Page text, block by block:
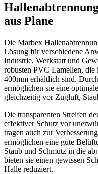
aus Plane
Die Marbex
Lösung für verschiedene
Industrie, Werkstatt und
robusten PVC Lamellen,
400mm erhältlich sind.
ermöglichen sie eine
gleichzeitig vor Zugluft,
Die transparenten Streifen
effektiver Schutz vor
tragen auch zur
ermöglichen eine gute
Staub und Schmutz in die
bieten sie einen gewissen
Halle reduziert.